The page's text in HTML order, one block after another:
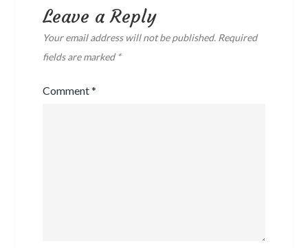
Leave a Reply
Your email address will not be published. Required
fields are marked *
Comment*